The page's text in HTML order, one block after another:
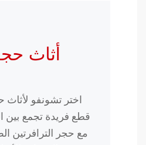
أثاث
اختر تشونفو
قطع فريدة تجمع بين
مع حجر الترافرتين